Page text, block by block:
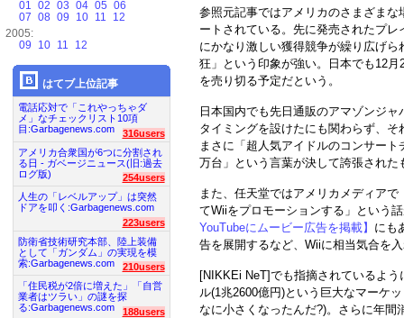
参照元記事ではアメリカのさまざま
ートされている。先に発売されたプ
にかなり激しい獲得競争が繰り広げ
狂」という印象が強い。日本でも12
を売り切る予定だという。
日本国内でも先日通販のアマゾンジ
タイミングを設けたにも関わらず、
まさに「超人気アイドルのコンサー
万台」という言葉が決して誇張され
また、任天堂ではアメリカメディア
てWiiをプロモーションする」という
YouTubeにムービー広告を掲載】 にも
告を展開するなど、Wiiに相当気合を
[NIKKEi NeT]でも指摘されているよ
ル(1兆2600億円)という巨大なマーケ
なに小さくなったんだ?)。さらに年間
01 02 03 04 05 06
07 08 09 10 11
12
2005:
09
10 11 12
はてブ上位記事
電話応対で「これやっちゃダ
メ」なチェックリスト10項
目:Garbagenews.com
316users
アメリカ合衆国が6つに分割され
る日 - ガベージニュース(旧:過去
ログ版)
254users
人生の「レベルアップ」は突然
ドアを叩く:Garbagenews.com
223users
防衛省技術研究本部、陸上装備
として「ガンダム」の実現を模
索:Garbagenews.com
210users
「住民税が2倍に増えた」「自営
業者はツラい」の謎を探
る:Garbagenews.com
188users